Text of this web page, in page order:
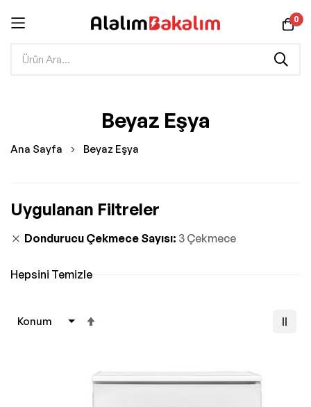
0
Beyaz Eşya
Ana Sayfa Beyaz Eşya
Ayarla
Uygulanan Filtreler
Dondurucu Çekmece Sayısı 3 Çekmece
Hepsini Temizle